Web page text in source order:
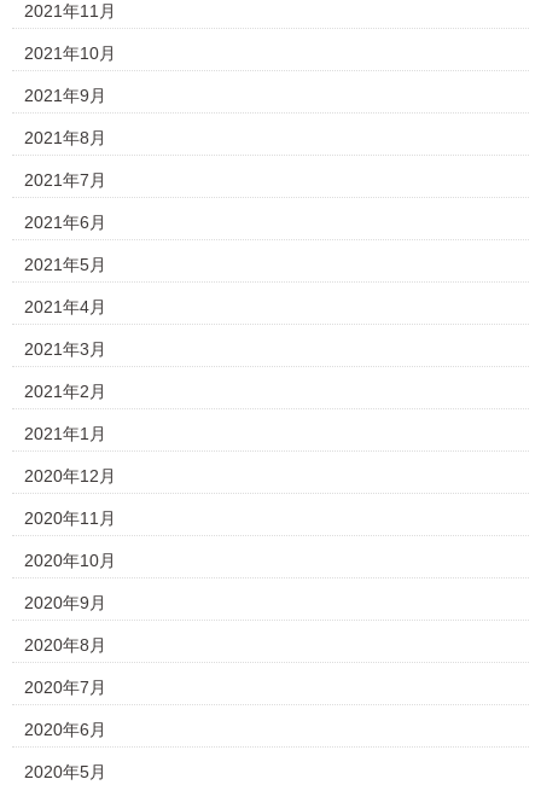
2021年11月
2021年10月
2021年9月
2021年8月
2021年7月
2021年6月
2021年5月
2021年4月
2021年3月
2021年2月
2021年1月
2020年12月
2020年11月
2020年10月
2020年9月
2020年8月
2020年7月
2020年6月
2020年5月